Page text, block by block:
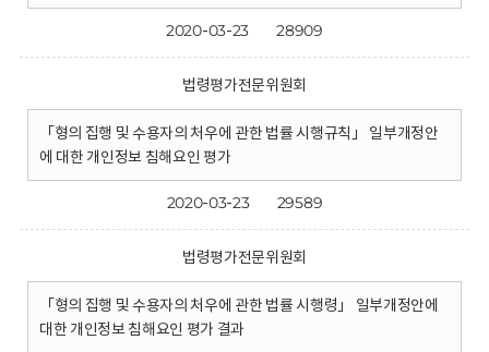
2020-03-23 28909
법령평가전문위원회
「형의 집행 및 수용자의 처우에 관한 법률 시행규칙」 일부개정안
에 대한 개인정보 침해요인 평가
2020-03-23 29589
법령평가전문위원회
「형의 집행 및 수용자의 처우에 관한 법률 시행령」 일부개정안에
대한 개인정보 침해요인 평가 결과